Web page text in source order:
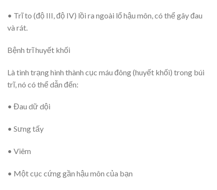
• Trĩ to (độ III, độ IV) lồi ra ngoài lổ hậu môn, có thể gây đau
và rát.
Bệnh trĩ huyết khối
Là tình trạng hình thành cục máu đông (huyết khối) trong búi
trĩ, nó có thể dẫn đến:
• Đau dữ dội
• Sưng tấy
• Viêm
• Một cục cứng gần hậu môn của bạn